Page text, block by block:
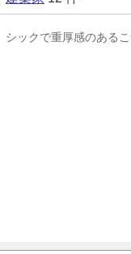
シックで重厚感のある